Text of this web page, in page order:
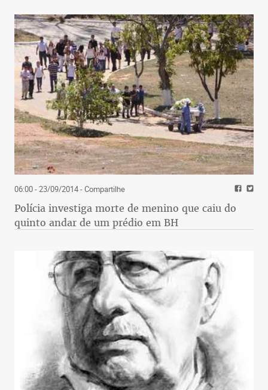
06:00 - 23/09/2014- Compartilhe
Polícia investiga morte de menino que caiu do
quinto andar de um prédio em BH